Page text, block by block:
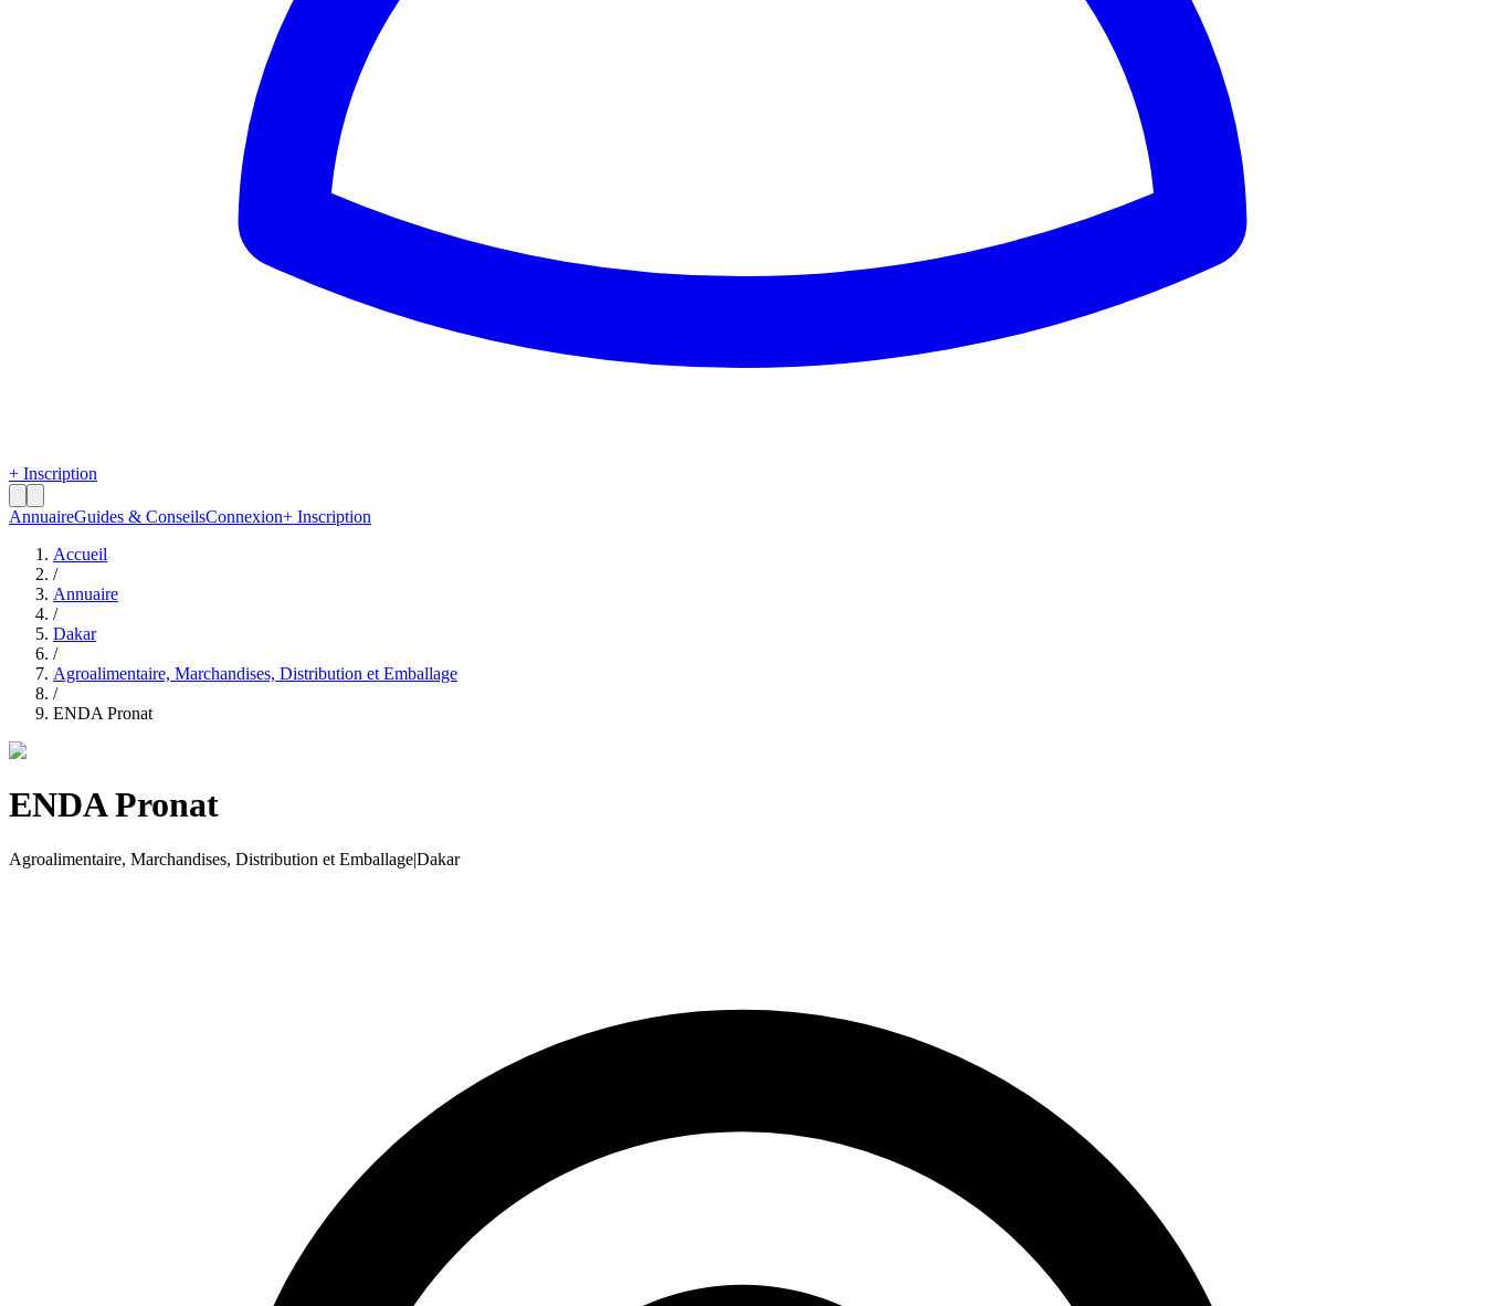
+ Inscription
AnnuaireGuides & ConseilsConnexion+ Inscription
Accueil
/
Annuaire
/
Dakar
/
Agroalimentaire, Marchandises, Distribution et Emballage
/
ENDA Pronat
ENDA Pronat
Agroalimentaire, Marchandises, Distribution et Emballage|Dakar